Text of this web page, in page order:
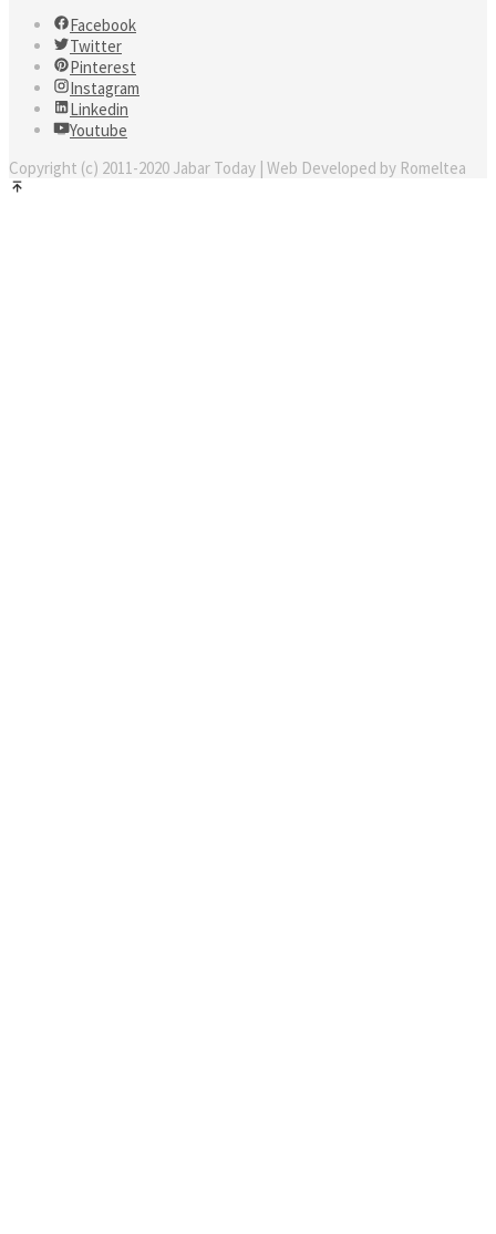
Facebook
Twitter
Pinterest
Instagram
Linkedin
Youtube
Copyright (c) 2011-2020 Jabar Today | Web Developed by Romeltea